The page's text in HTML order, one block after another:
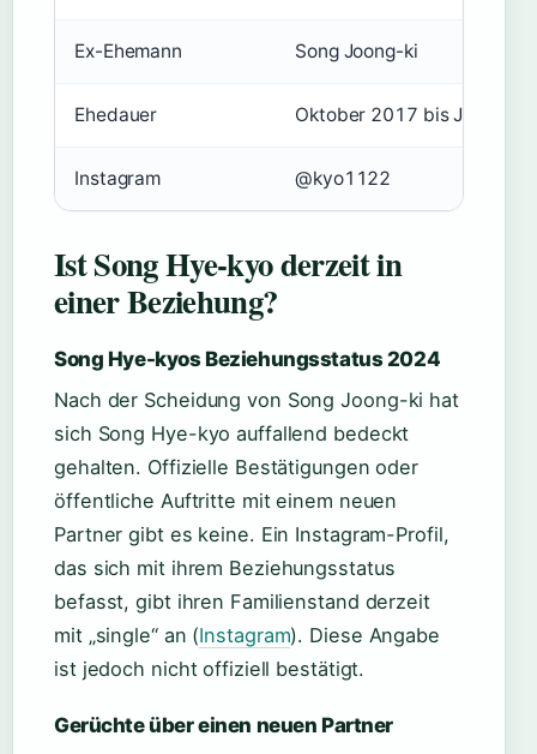
Ex-Ehemann Song Joong-ki
Ehedauer Oktober 2017 bis Juni
Instagram @kyo1122
Ist Song Hye-kyo derzeit in
einer Beziehung?
Song Hye-kyos Beziehungsstatus 2024
Nach der Scheidung von Song Joong-ki hat
sich Song Hye-kyo auffallend bedeckt
gehalten. Offizielle Bestätigungen oder
öffentliche Auftritte mit einem neuen
Partner gibt es keine. Ein Instagram-Profil,
das sich mit ihrem Beziehungsstatus
befasst, gibt ihren Familienstand derzeit
mit „single“ an (Instagram). Diese Angabe
ist jedoch nicht offiziell bestätigt.
Gerüchte über einen neuen Partner